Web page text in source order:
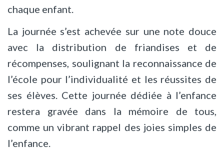
chaque enfant.
La journée s’est achevée sur une note douce
avec la distribution de friandises et de
récompenses, soulignant la reconnaissance de
l’école pour l’individualité et les réussites de
ses élèves. Cette journée dédiée à l’enfance
restera gravée dans la mémoire de tous,
comme un vibrant rappel des joies simples de
l’enfance.